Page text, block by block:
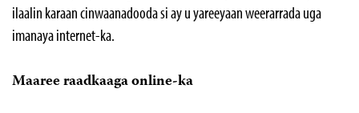
ilaalin karaan cinwaanadooda si ay u yareeyaan weerarrada uga
imanaya internet-ka.
Maaree raadkaaga online-ka